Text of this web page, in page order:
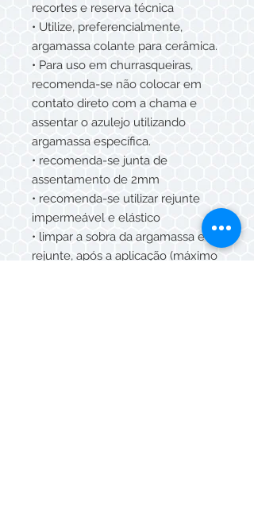
recortes e reserva técnica
• Utilize, preferencialmente,
argamassa colante para cerâmica.
• Para uso em churrasqueiras,
recomenda-se não colocar em
contato direto com a chama e
assentar o azulejo utilizando
argamassa específica.
• recomenda-se junta de
assentamento de 2mm
• recomenda-se utilizar rejunte
impermeável e elástico
• limpar a sobra da argamassa e do
rejunte, após a aplicação (máximo